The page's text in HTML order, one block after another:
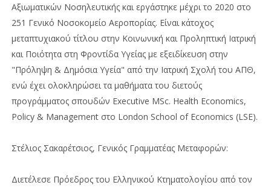
Αξιωματικών Νοσηλευτικής και εργάστηκε μέχρι το 2020 στο
251 Γενικό Νοσοκομείο Αεροπορίας. Είναι κάτοχος
μεταπτυχιακού τίτλου στην Κοινωνική και Προληπτική Ιατρική
και Ποιότητα στη Φροντίδα Υγείας με εξειδίκευση στην
"Πρόληψη & Δημόσια Υγεία" από την Ιατρική Σχολή του ΑΠΘ,
ενώ έχει ολοκληρώσει τα μαθήματα του διετούς
προγράμματος σπουδών Executive MSc. Health Economics,
Policy & Management στο London School of Economics (LSE).
Στέλιος Σακαρέτσιος, Γενικός Γραμματέας Μεταφορών:
Διετέλεσε Πρόεδρος του Ελληνικού Κτηματολογίου από τον